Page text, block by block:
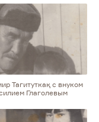
Тагитуткақ с внуком
Глаголевым